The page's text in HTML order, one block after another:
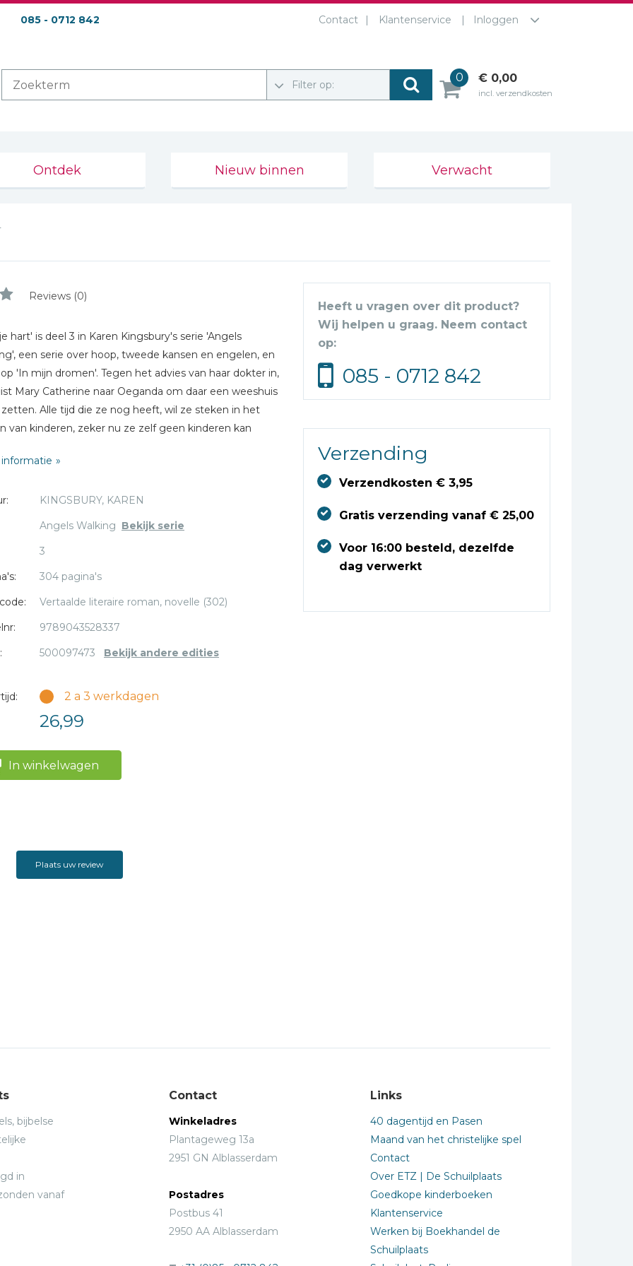
085 - 0712 842 Contact Klantenservice Inloggen
Filter op:
0 € 0,00
incl. verzendkosten
Ontdek Nieuw binnen Verwacht
Reviews (0)
hart' is deel 3 in Karen Kingsbury's serie 'Angels
een serie over hoop, tweede kansen en engelen, en
'In mijn dromen'. Tegen het advies van haar dokter in,
Mary Catherine naar Oeganda om daar een weeshuis
Alle tijd die ze nog heeft, wil ze steken in het
van kinderen, zeker nu ze zelf geen kinderen kan
de tophonkballer op wie ze niet verliefd had willen
van hoe zorgelijk haar hartproblemen zijn en ze wil
niet mee belasten.Na maanden niets gehoord te
nieuws. Hij besluit meteen in het vliegtuig te stappen
naar huis te halen, naar een goed ziekenhuis, voor het
KINGSBURY, KAREN
Angels Walking Bekijk serie
3
304 pagina's
Vertaalde literaire roman, novelle (302)
9789043528337
500097473 Bekijk andere edities
2 a 3 werkdagen
26,99
In winkelwagen
Heeft u vragen over dit product?
Wij helpen u graag. Neem contact
op:
085 - 0712 842
Verzending
Verzendkosten € 3,95
Gratis verzending vanaf € 25,00
Voor 16:00 besteld, dezelfde
dag verwerkt
Plaats uw review
bijbelse
in
vanaf
Contact
Winkeladres
Plantageweg 13a
2951 GN Alblasserdam
Postadres
Postbus 41
2950 AA Alblasserdam
Links
40 dagentijd en Pasen
Maand van het christelijke spel
Contact
Over ETZ | De Schuilplaats
Goedkope kinderboeken
Klantenservice
Werken bij Boekhandel de
Schuilplaats